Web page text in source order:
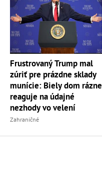
Frustrovaný Trump mal
zúriť pre prázdne sklady
munície: Biely dom rázne
reaguje na údajné
nezhody vo velení
Zahraničné